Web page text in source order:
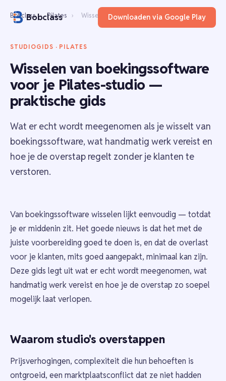
Bobclass Downloaden via Google Play
Bobclass › Pilates › Wisselen van software
STUDIOGIDS · PILATES
Wisselen van boekingssoftware
voor je Pilates-studio —
praktische gids
Wat er echt wordt meegenomen als je wisselt van
boekingssoftware, wat handmatig werk vereist en
hoe je de overstap regelt zonder je klanten te
verstoren.
Van boekingssoftware wisselen lijkt eenvoudig — totdat
je er middenin zit. Het goede nieuws is dat het met de
juiste voorbereiding goed te doen is, en dat de overlast
voor je klanten, mits goed aangepakt, minimaal kan zijn.
Deze gids legt uit wat er echt wordt meegenomen, wat
handmatig werk vereist en hoe je de overstap zo soepel
mogelijk laat verlopen.
Waarom studio's overstappen
Prijsverhogingen, complexiteit die hun behoeften is
ontgroeid, een marktplaatsconflict dat ze niet hadden